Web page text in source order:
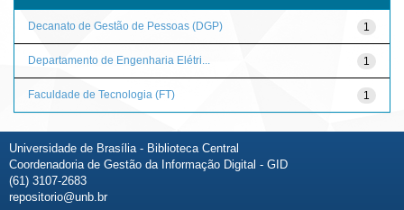
1
Decanato de Gestão de Pessoas (DGP)
1
Departamento de Engenharia Elétri...
1
Faculdade de Tecnologia (FT)
Universidade de Brasília - Biblioteca Central
Coordenadoria de Gestão da Informação Digital - GID
(61) 3107-2683
repositorio@unb.br